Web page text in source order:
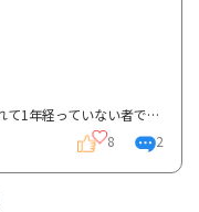
はじめて投稿致します。まだUCの診断をされて1年経っていない者です。くるみと潰瘍性大腸炎の関係性につ...
8 2